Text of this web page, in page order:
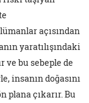
açısından
yaratılışındaki
bu sebeple de
insanın doğasını
plana çıkarır. Bu